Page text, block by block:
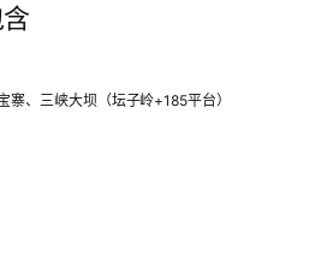
寨、三峡大坝（坛子岭+185平台）